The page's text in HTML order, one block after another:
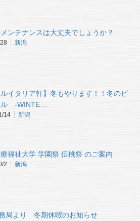
ンテナンスは大丈夫でしょうか？
新潟
ルイタリア軒】冬もやります！！冬のビ
ル -WINTE…
14 新潟
福祉大学 学園祭 伍桃祭 のご案内
2 新潟
局より 冬期休暇のお知らせ